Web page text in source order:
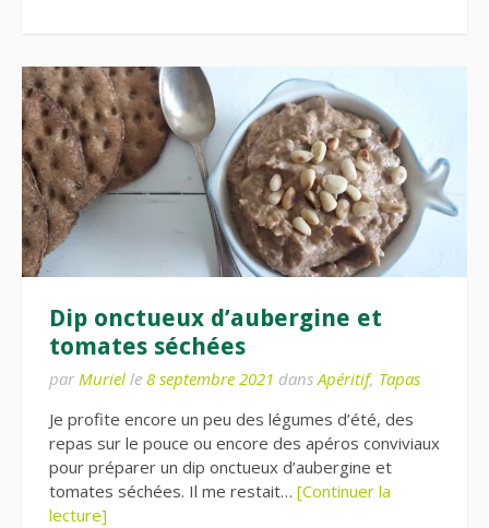
Dip onctueux d’aubergine et
tomates séchées
par Muriel le 8 septembre 2021 dansApéritif, Tapas
Je profite encore un peu des légumes d’été, des
repas sur le pouce ou encore des apéros conviviaux
pour préparer un dip onctueux d’aubergine et
tomates séchées. Il me restait… [Continuer la
lecture]